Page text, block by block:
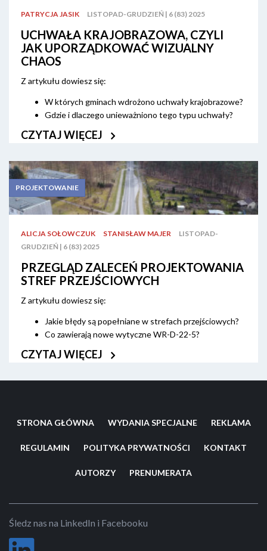
PATRYCJA JASIK LISTOPAD-GRUDZIEŃ | 6 (83) 2025
UCHWAŁA KRAJOBRAZOWA, CZYLI
JAK UPORZĄDKOWAĆ WIZUALNY
CHAOS
Z artykułu dowiesz się:
W których gminach wdrożono uchwały krajobrazowe?
Gdzie i dlaczego unieważniono tego typu uchwały?
Przepisy ustawy krajobrazowej funkcjonują od dziesięciu lat.
samorządów i przyjrzenie się, w jakich zakątkach Polski udało
się najlepiej wykonać zadanie i wprowadzić reguły dotyczące
reklam w przestrzeni publicznej.
CZYTAJ WIĘCEJ
PROJEKTOWANIE
ALICJA SOŁOWCZUK STANISŁAW MAJER
LISTOPAD-
GRUDZIEŃ | 6 (83) 2025
PRZEGLĄD ZALECEŃ PROJEKTOWANIA
STREF PRZEJŚCIOWYCH
Z artykułu dowiesz się:
Jakie błędy są popełniane w strefach przejściowych?
Co zawierają nowe wytyczne WR-D-22-5?
Uspokojenie ruchu na odcinku wjazdu do małej miejscowości
zmiana prędkości z dużej na dozwoloną w obszarze
zabudowany był znacznie utrudniony. W tym celu stosuje się
CZYTAJ WIĘCEJ
STRONA GŁÓWNA WYDANIA SPECJALNE REKLAMA
REGULAMIN POLITYKA PRYWATNOŚCI KONTAKT
AUTORZY PRENUMERATA
Śledz nas na LinkedIn i Facebooku